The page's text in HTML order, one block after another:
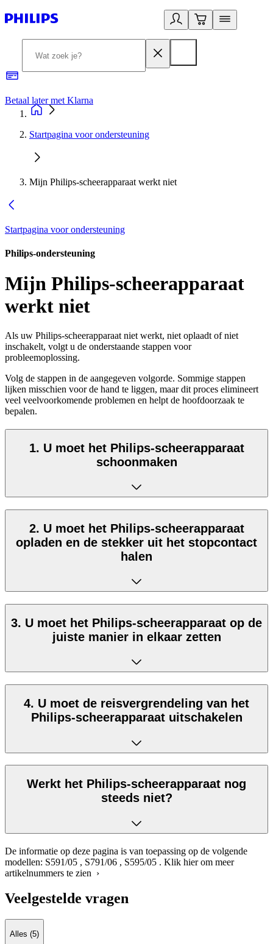
Betaal later met Klarna
Startpagina voor ondersteuning
Mijn Philips-scheerapparaat werkt niet
Startpagina voor ondersteuning
Philips-ondersteuning
Mijn Philips-scheerapparaat
werkt niet
Als uw Philips-scheerapparaat niet werkt, niet oplaadt of niet
inschakelt, volgt u de onderstaande stappen voor
probleemoplossing.
Volg de stappen in de aangegeven volgorde. Sommige stappen
lijken misschien voor de hand te liggen, maar dit proces elimineert
veel veelvoorkomende problemen en helpt de hoofdoorzaak te
bepalen.
1. U moet het Philips-scheerapparaat
schoonmaken
2. U moet het Philips-scheerapparaat
opladen en de stekker uit het stopcontact
halen
3. U moet het Philips-scheerapparaat op de
juiste manier in elkaar zetten
4. U moet de reisvergrendeling van het
Philips-scheerapparaat uitschakelen
Werkt het Philips-scheerapparaat nog
steeds niet?
De informatie op deze pagina is van toepassing op de volgende
modellen: S591/05 , S791/06 , S595/05 . Klik hier om meer
artikelnummers te zien ›
Veelgestelde vragen
Alles (5)